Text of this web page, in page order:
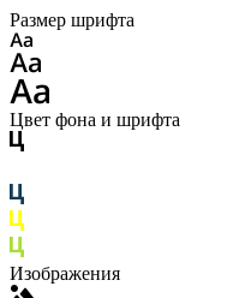
Размер шрифта
Цвет фона и шрифта
Изображения